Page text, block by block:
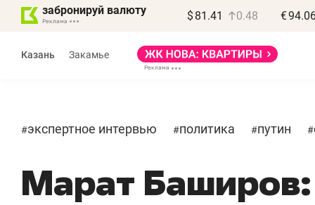
забронируй валюту $ 81.41 0.48 €
Казань Закамье
#экспертное интервью #политика #путин #
Марат Баширов:
Василь Мазитов
МАРТ
Роман Ободец
«Готовые решения»